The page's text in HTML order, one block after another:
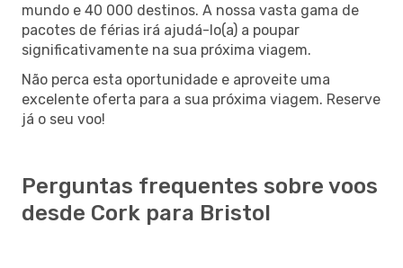
mundo e 40 000 destinos. A nossa vasta gama de
pacotes de férias irá ajudá-lo(a) a poupar
significativamente na sua próxima viagem.
Não perca esta oportunidade e aproveite uma
excelente oferta para a sua próxima viagem. Reserve
já o seu voo!
Perguntas frequentes sobre voos
desde Cork para Bristol